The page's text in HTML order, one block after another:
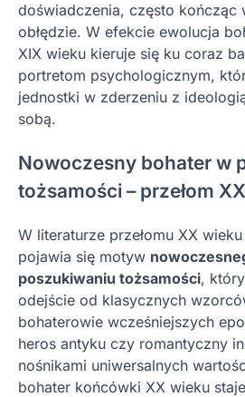
doświadczenia, często kończąc
obłędzie. W efekcie ewolucja
XIX wieku kieruje się ku coraz
portretom psychologicznym,
jednostki w zderzeniu z
sobą.
Nowoczesny bohater w
tożsamości – przełom
W literaturze przełomu XX
pojawia się motyw
poszukiwaniu tożsamości,
odejście od klasycznych
bohaterowie wcześniejszych
heros antyku czy romantyczny
nośnikami uniwersalnych
bohater końcówki XX wieku